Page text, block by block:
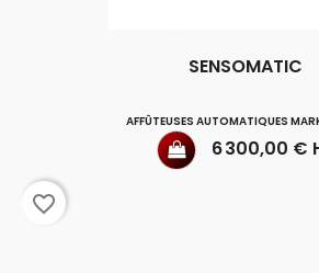
SENSOMATIC
AFFÛTEUSES AUTOMATIQUES
Prix
6 300,00 €
favorite_border